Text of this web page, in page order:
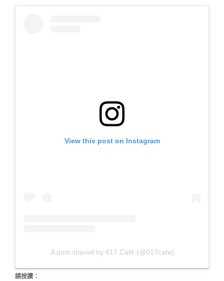
View this post on Instagram
A post shared by 017 Café (@017cafe)
請按讚：